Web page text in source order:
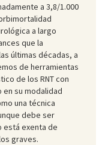
a 3,8/1.000
a largo
que la
últimas décadas, a
de herramientas
de los RNT con
en su modalidad
una técnica
debe ser
está exenta de
graves.